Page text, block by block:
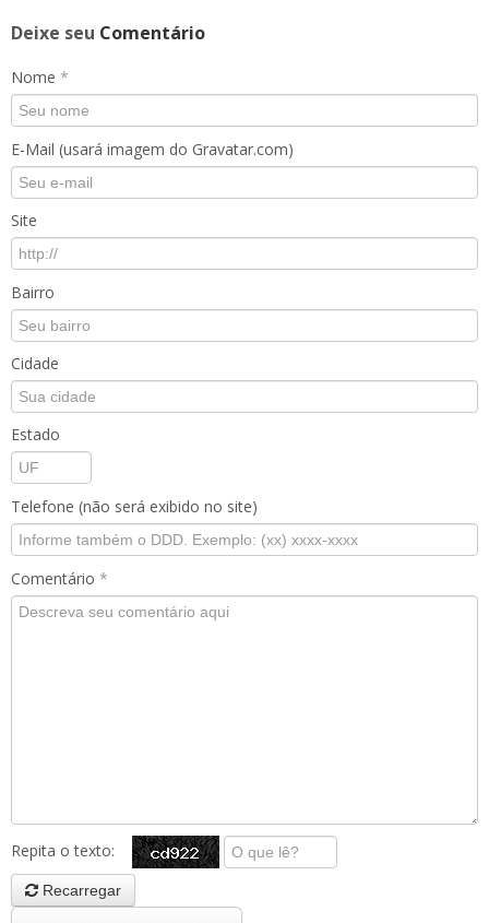
Deixe seu Comentário
Nome *
E-Mail (usará imagem do Gravatar.com)
Site
Bairro
Cidade
Estado
Telefone (não será exibido no site)
Comentário *
Repita o texto:
Recarregar